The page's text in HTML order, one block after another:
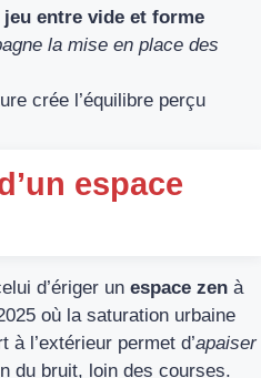
jeu entre vide et forme
la mise en place des
crée l’équilibre perçu
espace
d’ériger un espace zen à
où la saturation urbaine
à l’extérieur permet d’apaiser
du bruit, loin des courses.